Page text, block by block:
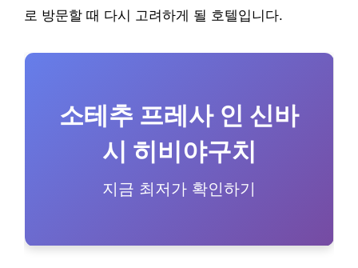
로 방문할 때 다시 고려하게 될 호텔입니다.
소테추 프레사 인 신바
시 히비야구치
지금 최저가 확인하기